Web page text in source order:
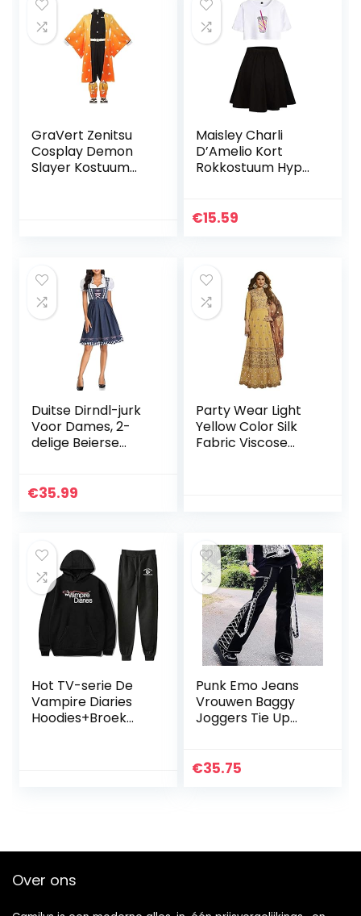
GraVert Zenitsu
Cosplay Demon
Slayer Kostuum
Maisley Charli
D’Amelio Kort
Rokkostuum Hype
de Navel Tops +
€15.59
Duitse Dirndl-jurk
Voor Dames, 2-
delige Beierse
Pak Voor
€35.99
Party Wear Light
Yellow Color Silk
Fabric Viscose
Hot TV-serie De
Vampire Diaries
Hoodies+Broek
Punk Emo Jeans
Vrouwen Baggy
Joggers Tie Up
Broek Hippie Wide
€35.75
Over ons